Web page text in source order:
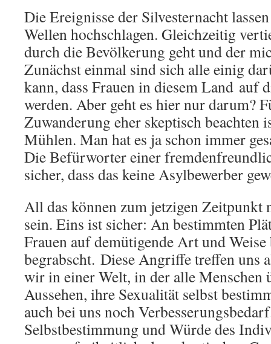
Die Ereignisse der Silvesternacht
Wellen hochschlagen. Gleichzeitig
durch die Bevölkerung geht und der
Zunächst einmal sind sich alle einig
kann, dass Frauen in diesem Land auf
werden. Aber geht es hier nur darum?
Zuwanderung eher skeptisch beachten
Mühlen. Man hat es ja schon immer
Die Befürworter einer
sicher, dass das keine Asylbewerber
All das können zum jetzigen Zeitpunkt
sein. Eins ist sicher: An bestimmten
Frauen auf demütigende Art und
begrabscht. Diese Angriffe treffen uns
wir in einer Welt, in der alle
Aussehen, ihre Sexualität selbst
auch bei uns noch
Selbstbestimmung und Würde des